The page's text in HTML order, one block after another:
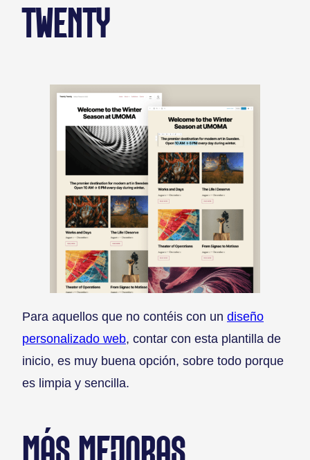
TWENTY
Para aquellos que no contéis con un diseño
personalizado web, contar con esta plantilla de
inicio, es muy buena opción, sobre todo porque
es limpia y sencilla.